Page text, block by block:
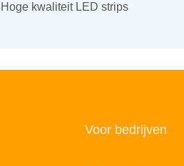
Hoge kwaliteit LED strips
Voor bedrijven